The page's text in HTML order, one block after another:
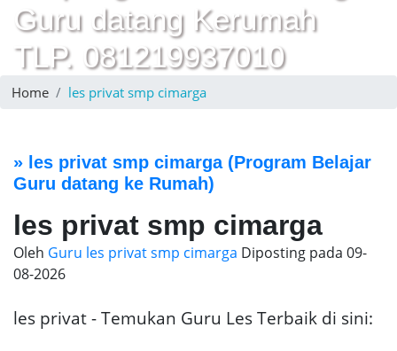
Guru datang Kerumah
TLP. 081219937010
Home les privat smp cimarga
» les privat smp cimarga(Program Belajar
Guru datang ke Rumah)
les privat smp cimarga
Oleh Guru les privat smp cimarga Diposting pada 09-
08-2026
les privat - Temukan Guru Les Terbaik di sini: